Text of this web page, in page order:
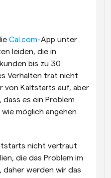
KI-gestützten Anrufen
über die neuesten
Minuten mit Kunden
wenn etwas
Cal.com-App unter
leiden, die in
bis zu 30
Verhalten trat nicht
von Kaltstarts auf, aber
es ein Problem
möglich angehen
nicht vertraut
die das Problem im
daher werden wir das